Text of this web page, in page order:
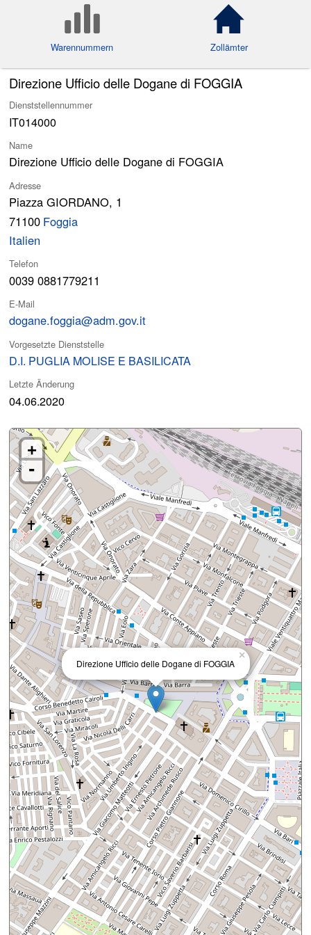
Warennummern Zollämter
Direzione Ufficio delle Dogane di FOGGIA
Dienststellennummer
IT014000
Name
Direzione Ufficio delle Dogane di FOGGIA
Adresse
Piazza GIORDANO, 1
71100 Foggia
Italien
Telefon
0039 0881779211
E-Mail
dogane.foggia@adm.gov.it
Vorgesetzte Dienststelle
D.I. PUGLIA MOLISE E BASILICATA
Letzte Änderung
04.06.2020
×
Direzione Ufficio delle Dogane di FOGGIA
+
-